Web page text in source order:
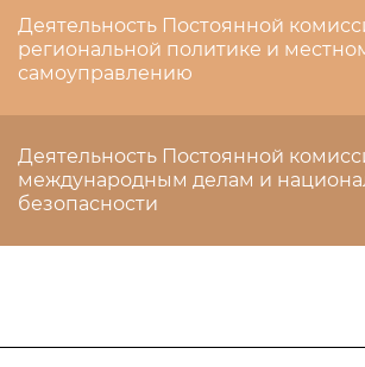
Деятельность Постоянной
региональной политике и
самоуправлению
Деятельность Постоянной
международным делам и
безопасности